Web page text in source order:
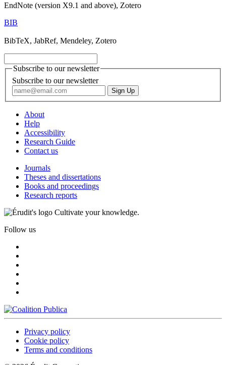
EndNote (version X9.1 and above), Zotero
BIB
BibTeX, JabRef, Mendeley, Zotero
Subscribe to our newsletter
Subscribe to our newsletter
About
Help
Accessibility
Research Guide
Contact us
Journals
Theses and dissertations
Books and proceedings
Research reports
Cultivate your knowledge.
Follow us
Privacy policy
Cookie policy
Terms and conditions